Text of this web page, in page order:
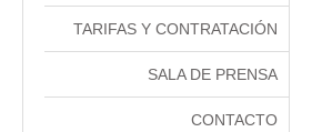
TARIFAS Y CONTRATACIÓN
SALA DE PRENSA
CONTACTO